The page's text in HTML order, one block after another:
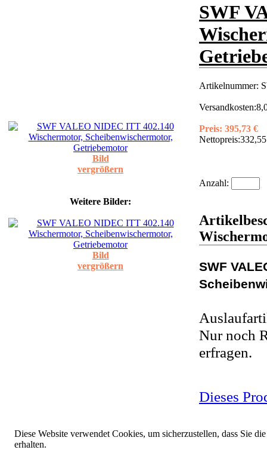
Bild
vergrößern
Weitere Bilder:
Bild
vergrößern
SWF
Artikelnummer:
Versandkosten:
Preis: 395,73 €
Nettopreis:
Anzahl:
SWF
Nur noch
erfragen.
Dieses
Diese Website verwendet Cookies, um sicherzustellen, dass Sie
erhalten.